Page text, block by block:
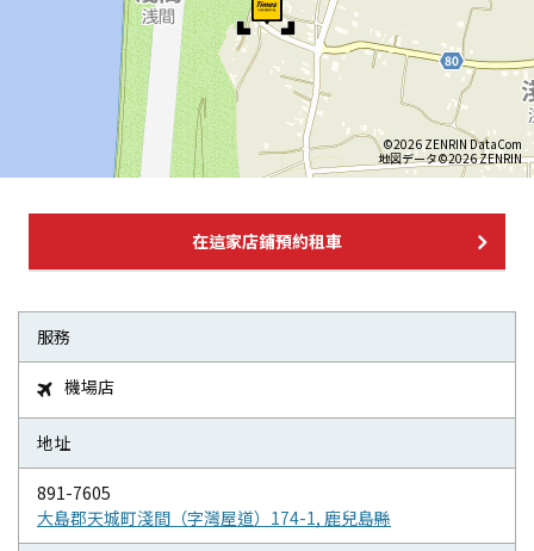
©2026 ZENRIN DataCom
地図データ©2026 ZENRIN
在這家店鋪預約租車
服務
 機場店
地址
891-7605
大島郡天城町淺間（字灣屋道）174-1, 鹿兒島縣